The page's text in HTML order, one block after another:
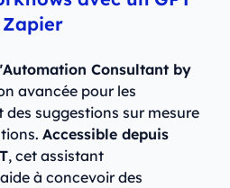
Consultant by
avancée pour les
suggestions sur mesure
Accessible depuis
, cet assistant
à concevoir des